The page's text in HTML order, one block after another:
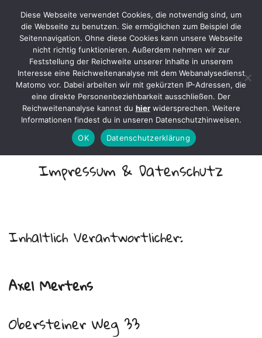
Axel Mertens
Mit Geschichten leben …
Impressum & Datenschutz
Inhaltlich Verantwortlicher:
Axel Mertens
Obersteiner Weg 33
Diese Webseite verwendet Cookies, die notwendig sind, um
die Webseite zu benutzen. Sie ermöglichen zum Beispiel die
Seitennavigation. Ohne diese Cookies kann unsere Webseite
nicht richtig funktionieren. Außerdem nehmen wir zur
Feststellung der Reichweite unserer Inhalte in unserem
Interesse eine Reichweitenanalyse mit dem Webanalysedienst
Matomo vor. Dabei arbeiten wir mit gekürzten IP-Adressen, die
eine direkte Personenbeziehbarkeit ausschließen. Der
Reichweitenanalyse kannst du hierwidersprechen. Weitere
Informationen findest du in unseren Datenschutzhinweisen.
OK
Datenschutzerklärung